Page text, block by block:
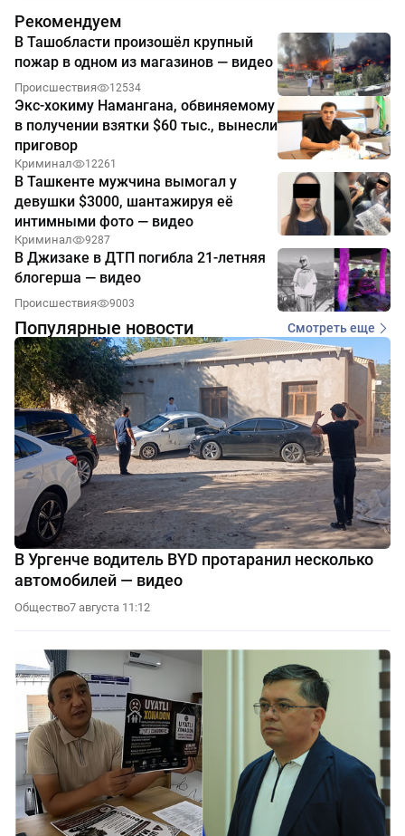
Рекомендуем
В Ташобласти произошёл крупный
пожар в одном из магазинов — видео
Происшествия 12534
Экс-хокиму Намангана, обвиняемому
в получении взятки $60 тыс., вынесли
приговор
Криминал 12261
В Ташкенте мужчина вымогал у
девушки $3000, шантажируя её
интимными фото — видео
Криминал 9287
В Джизаке в ДТП погибла 21-летняя
блогерша — видео
Происшествия 9003
Популярные новости Смотреть еще
В Ургенче водитель BYD протаранил несколько
автомобилей — видео
Общество7 августа 11:12